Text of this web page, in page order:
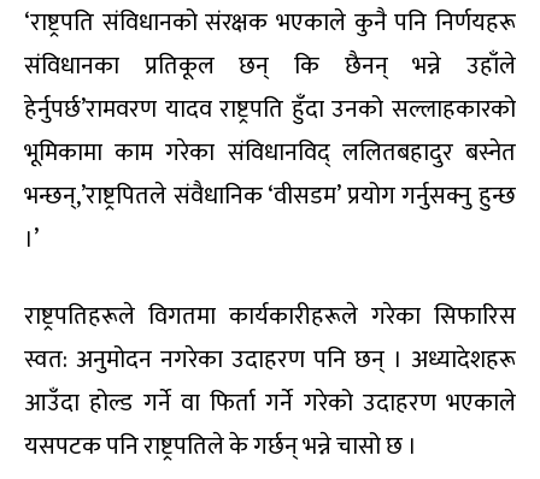
‘राष्ट्रपति संविधानको संरक्षक भएकाले कुनै पनि निर्णयहरू
संविधानका प्रतिकूल छन् कि छैनन् भन्ने उहाँले
हेर्नुपर्छ’रामवरण यादव राष्ट्रपति हुँदा उनको सल्लाहकारको
भूमिकामा काम गरेका संविधानविद् ललितबहादुर बस्नेत
भन्छन्,’राष्ट्रपितले संवैधानिक ‘वीसडम’ प्रयोग गर्नुसक्नु हुन्छ
।’
राष्ट्रपतिहरूले विगतमा कार्यकारीहरूले गरेका सिफारिस
स्वत: अनुमोदन नगरेका उदाहरण पनि छन् । अध्यादेशहरू
आउँदा होल्ड गर्ने वा फिर्ता गर्ने गरेको उदाहरण भएकाले
यसपटक पनि राष्ट्रपतिले के गर्छन् भन्ने चासो छ ।